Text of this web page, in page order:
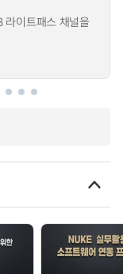
라이트패스 채널을